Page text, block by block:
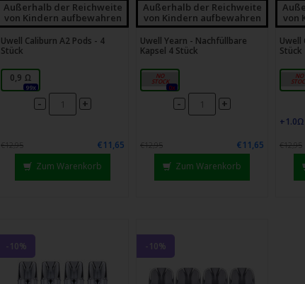
Außerhalb der Reichweite
von Kindern aufbewahren
Uwell Caliburn A2 Pods - 4
Stück
0,9 Ω
99x
- +
€12,95
€11,65
Zum Warenkorb
Außerhalb der Reichweite
von Kindern aufbewahren
Uwell Yearn - Nachfüllbare
Kapsel 4 Stück
2 ML
0x
- +
€12,95
€11,65
Zum Warenkorb
von
Uwell
Stück
€12,95
-10% -10%